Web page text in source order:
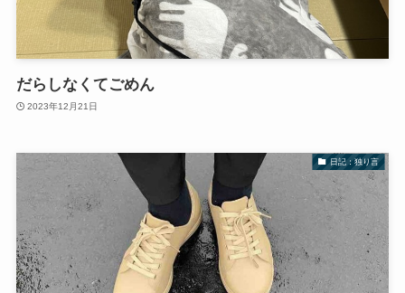
だらしなくてごめん
2023年12月21日
日記：独り言